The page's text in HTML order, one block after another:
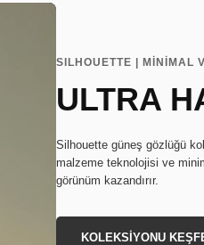
SILHOUETTE | MİNİMAL
ULTRA
Silhouette güneş gözlüğü
malzeme teknolojisi ve
görünüm kazandırır.
KOLEKSİYONU